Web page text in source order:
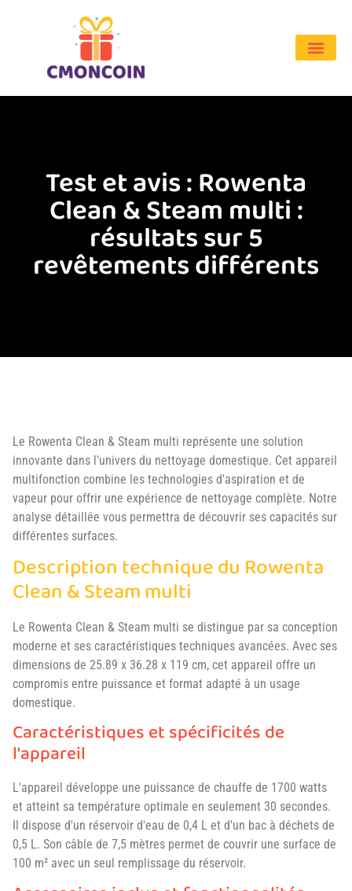
Test et avis : Rowenta
Clean & Steam multi :
résultats sur 5
revêtements différents
Le Rowenta Clean & Steam multi représente une solution
innovante dans l'univers du nettoyage domestique. Cet appareil
multifonction combine les technologies d'aspiration et de
vapeur pour offrir une expérience de nettoyage complète. Notre
analyse détaillée vous permettra de découvrir ses capacités sur
différentes surfaces.
Description technique du Rowenta
Clean & Steam multi
Le Rowenta Clean & Steam multi se distingue par sa conception
moderne et ses caractéristiques techniques avancées. Avec ses
dimensions de 25.89 x 36.28 x 119 cm, cet appareil offre un
compromis entre puissance et format adapté à un usage
domestique.
Caractéristiques et spécificités de
l'appareil
L'appareil développe une puissance de chauffe de 1700 watts
et atteint sa température optimale en seulement 30 secondes.
Il dispose d'un réservoir d'eau de 0,4 L et d'un bac à déchets de
0,5 L. Son câble de 7,5 mètres permet de couvrir une surface de
100 m² avec un seul remplissage du réservoir.